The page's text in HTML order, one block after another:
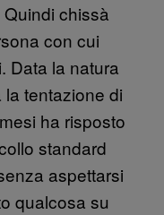
chissà
con cui
Data la natura
tentazione di
ha risposto
standard
aspettarsi
qualcosa su